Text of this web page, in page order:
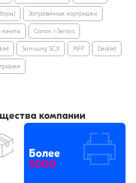
Заправочные картриджи
юниты Canon i-Sensys
Samsung SCX MFP DeskJet
компании
Более
5000